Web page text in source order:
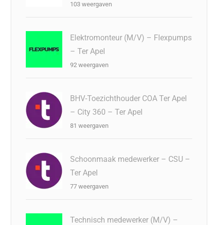
103 weergaven
Elektromonteur (M/V) – Flexpumps
– Ter Apel
92 weergaven
BHV-Toezichthouder COA Ter Apel
– City 360 – Ter Apel
81 weergaven
Schoonmaak medewerker – CSU –
Ter Apel
77 weergaven
Technisch medewerker (M/V) –